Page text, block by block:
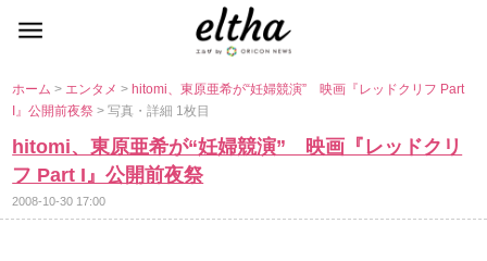
ホーム> エンタメ> hitomi、東原亜希が“妊婦競演” 映画『レッドクリフ Part
I』公開前夜祭> 写真・詳細 1枚目
hitomi、東原亜希が“妊婦競演” 映画『レッドクリ
フ Part I』公開前夜祭
2008-10-30 17:00